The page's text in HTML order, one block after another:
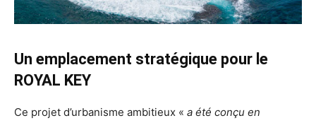
Un emplacement stratégique pour le
ROYAL KEY
Ce projet d’urbanisme ambitieux « a été conçu en